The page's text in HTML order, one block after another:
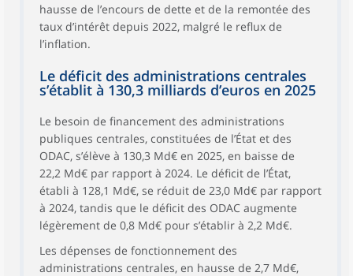
hausse de l’encours de dette et de la remontée des
taux d’intérêt depuis 2022, malgré le reflux de
l’inflation.
Le déficit des administrations centrales
s’établit à 130,3 milliards d’euros en 2025
Le besoin de financement des administrations
publiques centrales, constituées de l’État et des
ODAC, s’élève à 130,3 Md€ en 2025, en baisse de
22,2 Md€ par rapport à 2024. Le déficit de l’État,
établi à 128,1 Md€, se réduit de 23,0 Md€ par rapport
à 2024, tandis que le déficit des ODAC augmente
légèrement de 0,8 Md€ pour s’établir à 2,2 Md€.
Les dépenses de fonctionnement des
administrations centrales, en hausse de 2,7 Md€,